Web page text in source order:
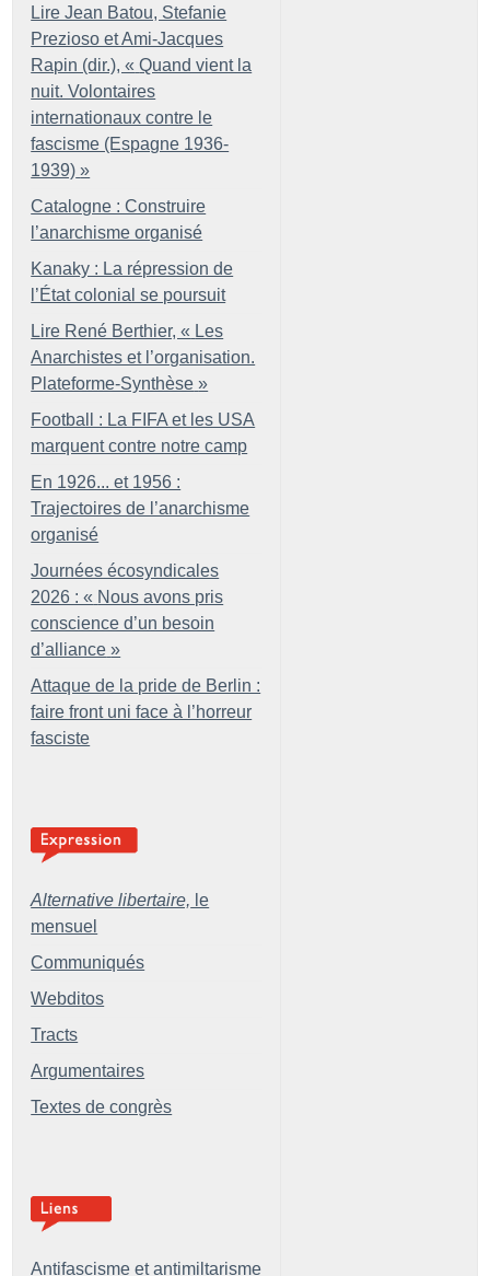
Lire Jean Batou, Stefanie
Prezioso et Ami-Jacques
Rapin (dir.), « Quand vient la
nuit. Volontaires
internationaux contre le
fascisme (Espagne 1936-
1939) »
Catalogne : Construire
l’anarchisme organisé
Kanaky : La répression de
l’État colonial se poursuit
Lire René Berthier, « Les
Anarchistes et l’organisation.
Plateforme-Synthèse »
Football : La FIFA et les USA
marquent contre notre camp
En 1926... et 1956 :
Trajectoires de l’anarchisme
organisé
Journées écosyndicales
2026 : « Nous avons pris
conscience d’un besoin
d’alliance »
Attaque de la pride de Berlin :
faire front uni face à l’horreur
fasciste
Alternative libertaire, le
mensuel
Communiqués
Webditos
Tracts
Argumentaires
Textes de congrès
Antifascisme et antimiltarisme